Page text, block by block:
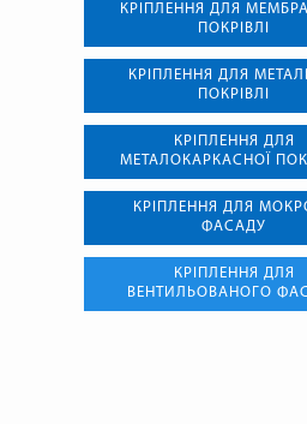
КРІПЛЕННЯ ДЛЯ
ПОКРІВЛІ
КРІПЛЕННЯ ДЛЯ
ПОКРІВЛІ
КРІПЛЕННЯ ДЛЯ
МЕТАЛОКАРКАСНОЇ
КРІПЛЕННЯ ДЛЯ
ФАСАДУ
КРІПЛЕННЯ ДЛЯ
ВЕНТИЛЬОВАНОГО